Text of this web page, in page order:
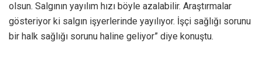
olsun. Salgının yayılım hızı böyle azalabilir. Araştırmalar
gösteriyor ki salgın işyerlerinde yayılıyor. İşçi sağlığı sorunu
bir halk sağlığı sorunu haline geliyor” diye konuştu.